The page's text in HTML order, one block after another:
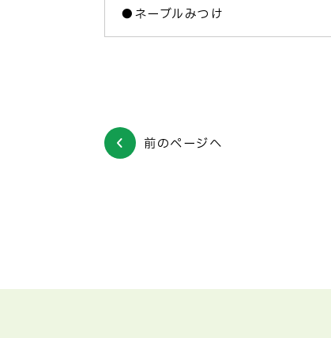
●ネーブルみつけ
前のページへ